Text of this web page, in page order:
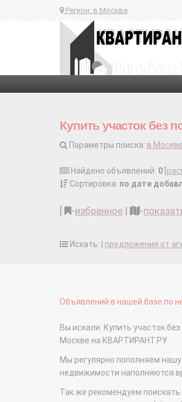
Регион: в Москве
Купить участок без
Параметры поиска: в Москве
Найдено объявлений: 0
Сортировка: по дате
-избранное | -
Искать: | предложения от
Объявлений в нашей базе по
Вы искали: Купить участок
Москве на КВАРТИРАНТ.РУ
Мы регулярно пополняем
недвижимости наполняются
Так же рекомендуем